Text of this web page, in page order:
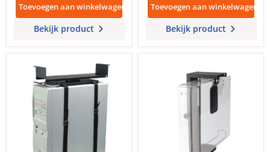
Toevoegen aan winkelwagen
Bekijk product
Toevoegen aan winkelwagen
Bekijk product